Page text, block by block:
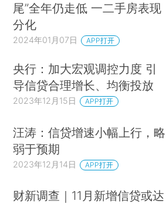
尾”全年仍走低 一二手房表现
分化
2024年01月07日 APP打开
央行：加大宏观调控力度 引
导信贷合理增长、均衡投放
2023年12月15日 APP打开
汪涛：信贷增速小幅上行，略
弱于预期
2023年12月14日 APP打开
财新调查｜11月新增信贷或达